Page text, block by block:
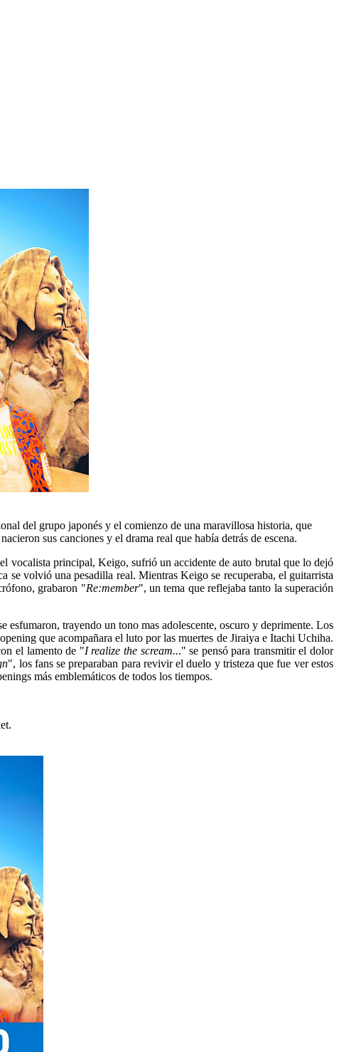
del grupo japonés y el comienzo de una maravillosa historia, que
sus canciones y el drama real que había detrás de escena.
vocalista principal, Keigo, sufrió un accidente de auto brutal que lo dejó
se volvió una pesadilla real. Mientras Keigo se recuperaba, el guitarrista
grabaron "Re:member", un tema que reflejaba tanto la superación
trayendo un tono mas adolescente, oscuro y deprimente. Los
que acompañara el luto por las muertes de Jiraiya e Itachi Uchiha.
el lamento de "I realize the scream..." se pensó para transmitir el dolor
", los fans se preparaban para revivir el duelo y tristeza que fue ver estos
más emblemáticos de todos los tiempos.